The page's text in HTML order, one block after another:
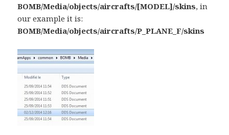
BOMB/Media/objects/aircrafts/[MODEL]/skins, in
our example it is:
BOMB/Media/objects/aircrafts/P_PLANE_F/skins